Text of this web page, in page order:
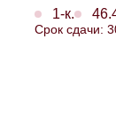
1-к.
Срок сдачи: